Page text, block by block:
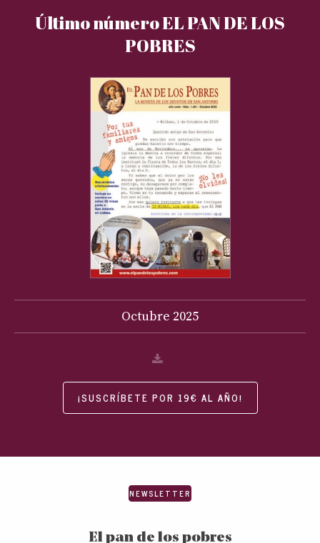
Último número EL PAN DE LOS
POBRES
Octubre 2025
¡SUSCRÍBETE POR 19€ AL AÑO!
El pan de los pobres
NEWSLETTER